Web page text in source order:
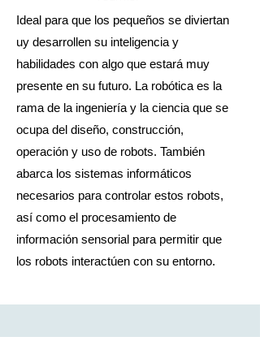
Ideal para que los pequeños se diviertan
uy desarrollen su inteligencia y
habilidades con algo que estará muy
presente en su futuro. La robótica es la
rama de la ingeniería y la ciencia que se
ocupa del diseño, construcción,
operación y uso de robots. También
abarca los sistemas informáticos
necesarios para controlar estos robots,
así como el procesamiento de
información sensorial para permitir que
los robots interactúen con su entorno.